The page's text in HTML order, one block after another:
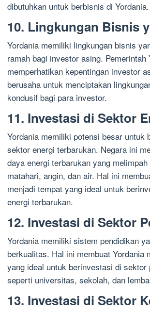
dibutuhkan untuk berbisnis di Yordania.
10. Lingkungan Bisnis
Yordania memiliki lingkungan bisnis
ramah bagi investor asing. Pemerintah
memperhatikan kepentingan investor
berusaha untuk menciptakan
kondusif bagi para investor.
11. Investasi di Sektor
Yordania memiliki potensi besar untuk
sektor energi terbarukan. Negara ini
daya energi terbarukan yang
matahari, angin, dan air. Hal ini
menjadi tempat yang ideal untuk
energi terbarukan.
12. Investasi di Sektor
Yordania memiliki sistem pendidikan
berkualitas. Hal ini membuat Yordania
yang ideal untuk berinvestasi di sektor
seperti universitas, sekolah, dan
13. Investasi di Sektor